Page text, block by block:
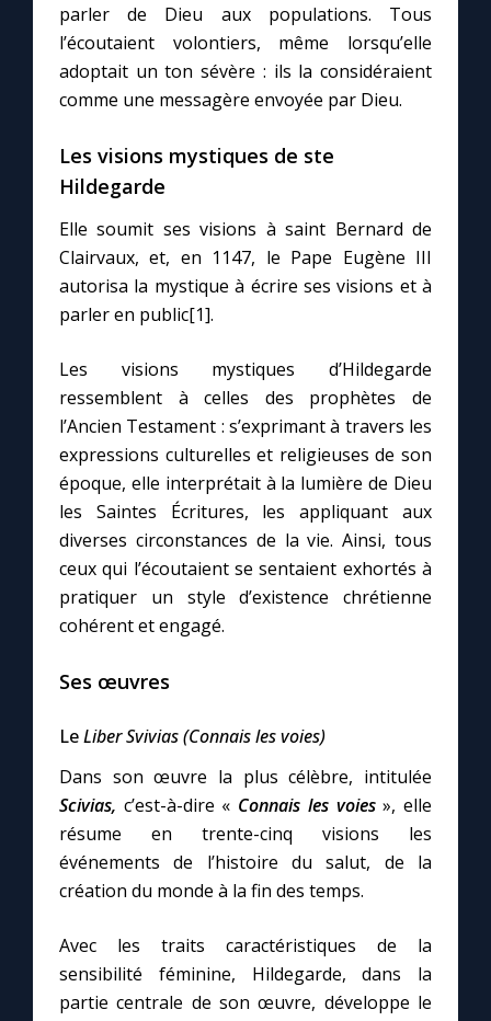
parler de Dieu aux populations. Tous
l’écoutaient volontiers, même lorsqu’elle
adoptait un ton sévère : ils la considéraient
comme une messagère envoyée par Dieu.
Les visions mystiques de ste
Hildegarde
Elle soumit ses visions à saint Bernard de
Clairvaux, et, en 1147, le Pape Eugène III
autorisa la mystique à écrire ses visions et à
parler en public[1].
Les visions mystiques d’Hildegarde
ressemblent à celles des prophètes de
l’Ancien Testament : s’exprimant à travers les
expressions culturelles et religieuses de son
époque, elle interprétait à la lumière de Dieu
les Saintes Écritures, les appliquant aux
diverses circonstances de la vie. Ainsi, tous
ceux qui l’écoutaient se sentaient exhortés à
pratiquer un style d’existence chrétienne
cohérent et engagé.
Ses œuvres
LeLiber Svivias (Connais les voies)
Dans son œuvre la plus célèbre, intitulée
Scivias, c’est-à-dire « Connais les voies», elle
résume en trente-cinq visions les
événements de l’histoire du salut, de la
création du monde à la fin des temps.
Avec les traits caractéristiques de la
sensibilité féminine, Hildegarde, dans la
partie centrale de son œuvre, développe le